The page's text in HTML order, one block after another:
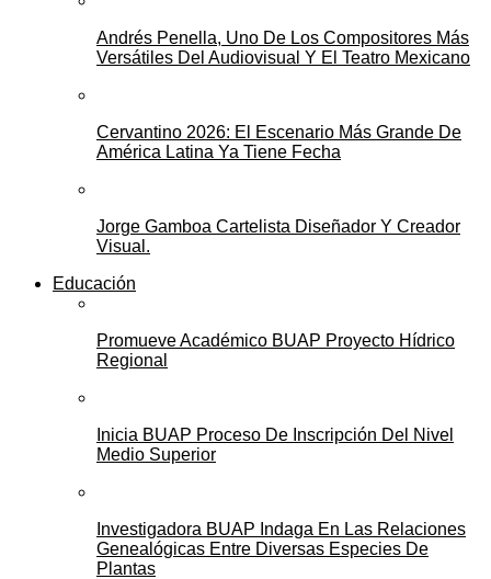
Andrés Penella, Uno De Los Compositores Más
Versátiles Del Audiovisual Y El Teatro Mexicano
Cervantino 2026: El Escenario Más Grande De
América Latina Ya Tiene Fecha
Jorge Gamboa Cartelista Diseñador Y Creador
Visual.
Educación
Promueve Académico BUAP Proyecto Hídrico
Regional
Inicia BUAP Proceso De Inscripción Del Nivel
Medio Superior
Investigadora BUAP Indaga En Las Relaciones
Genealógicas Entre Diversas Especies De
Plantas